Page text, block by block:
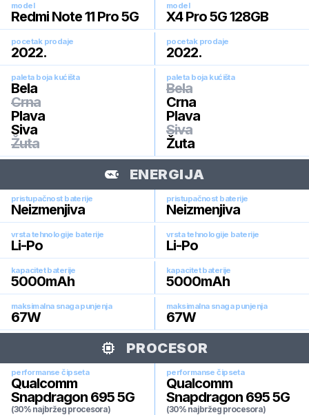
model
Redmi Note 11 Pro 5G
model
X4 Pro 5G 128GB
pocetak prodaje
2022.
pocetak prodaje
2022.
paleta boja kućišta
Bela
Crna
Plava
Siva
Žuta
paleta boja kućišta
Bela
Crna
Plava
Siva
Žuta
ENERGIJA
pristupačnost baterije
Neizmenjiva
pristupačnost baterije
Neizmenjiva
vrsta tehnologije baterije
Li-Po
vrsta tehnologije baterije
Li-Po
kapacitet baterije
5000mAh
kapacitet baterije
5000mAh
maksimalna snaga punjenja
67W
maksimalna snaga punjenja
67W
PROCESOR
performanse čipseta
Qualcomm
Snapdragon 695 5G
(30% najbržeg procesora)
performanse čipseta
Qualcomm
Snapdragon 695 5G
(30% najbržeg procesora)